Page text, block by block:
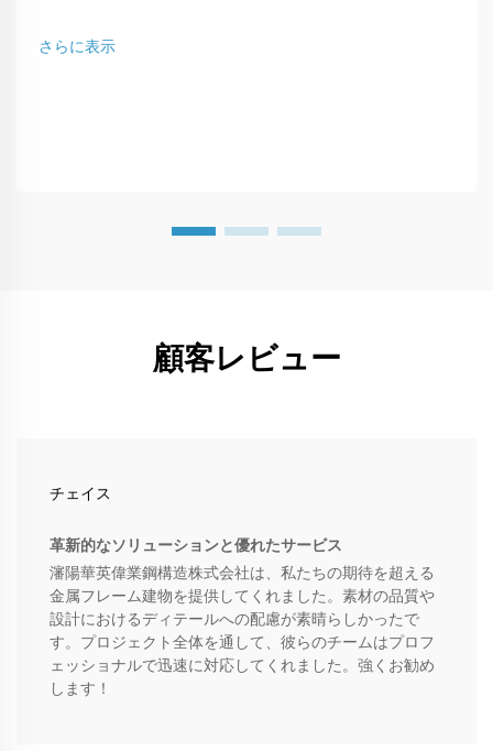
は、...に最適な解決策です。
さらに表示
顧客レビュー
チェイス
革新的なソリューションと優れたサービス
瀋陽華英偉業鋼構造株式会社は、私たちの期待を超える
金属フレーム建物を提供してくれました。素材の品質や
設計におけるディテールへの配慮が素晴らしかったで
す。プロジェクト全体を通して、彼らのチームはプロフ
ェッショナルで迅速に対応してくれました。強くお勧め
します！